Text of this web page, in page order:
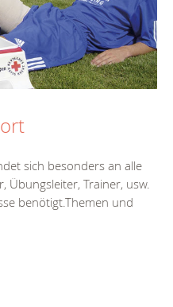
sich besonders an alle
Übungsleiter, Trainer, usw.
benötigt.Themen und